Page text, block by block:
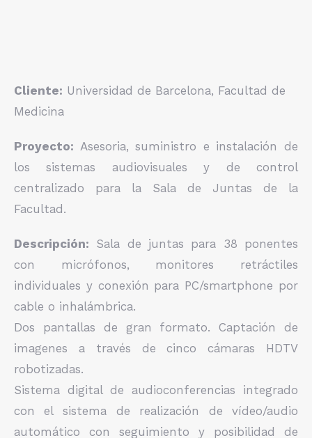
Cliente: Universidad de Barcelona, Facultad de
Medicina
Proyecto: Asesoria, suministro e instalación de
los sistemas audiovisuales y de control
centralizado para la Sala de Juntas de la
Facultad.
Descripción: Sala de juntas para 38 ponentes
con micrófonos, monitores retráctiles
individuales y conexión para PC/smartphone por
cable o inhalámbrica.
Dos pantallas de gran formato. Captación de
imagenes a través de cinco cámaras HDTV
robotizadas.
Sistema digital de audioconferencias integrado
con el sistema de realización de vídeo/audio
automático con seguimiento y posibilidad de